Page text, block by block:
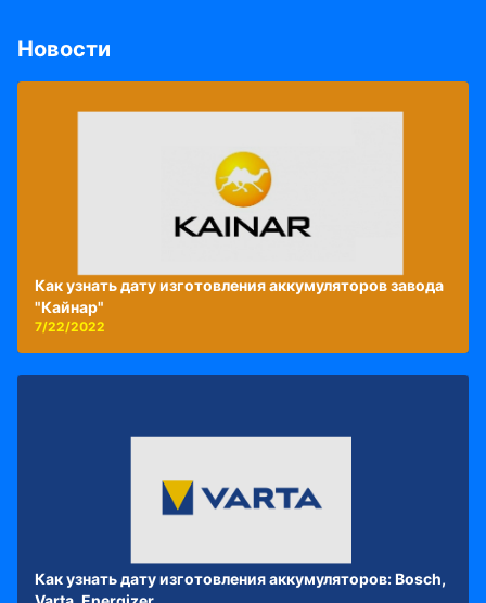
Новости
Как узнать дату изготовления аккумуляторов завода
"Кайнар"
7/22/2022
Как узнать дату изготовления аккумуляторов: Bosch,